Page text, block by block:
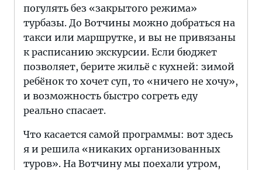
погулять без «закрытого режима»
турбазы. До Вотчины можно добраться на
такси или маршрутке, и вы не привязаны
к расписанию экскурсии. Если бюджет
позволяет, берите жильё с кухней: зимой
ребёнок то хочет суп, то «ничего не хочу»,
и возможность быстро согреть еду
реально спасает.
Что касается самой программы: вот здесь
я и решила «никаких организованных
туров». На Вотчину мы поехали утром,